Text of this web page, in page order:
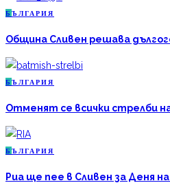
Б ЪЛГАРИЯ
Община Сливен решава
Б ЪЛГАРИЯ
Отменят се всички стрелби
Б ЪЛГАРИЯ
Риа ще пее в Сливен за Деня